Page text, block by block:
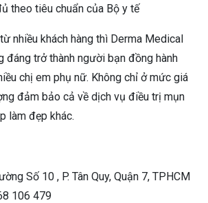
theo tiêu chuẩn của Bộ y tế
nhiều khách hàng thì Derma Medical
đáng trở thành người bạn đồng hành
chị em phụ nữ. Không chỉ ở mức giá
đảm bảo cả về dịch vụ điều trị mụn
làm đẹp khác.
Số 10 , P. Tân Quy, Quận 7, TPHCM
106 479